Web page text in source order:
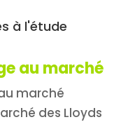
à l'étude
au marché
marché
des Lloyds